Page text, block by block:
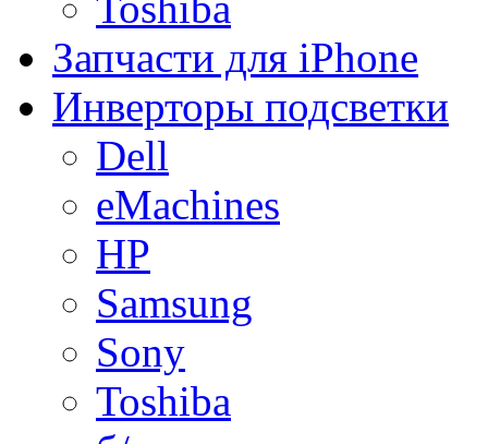
Запчасти для iPhone
Инверторы подсветки
Dell
eMachines
HP
Samsung
Sony
Toshiba